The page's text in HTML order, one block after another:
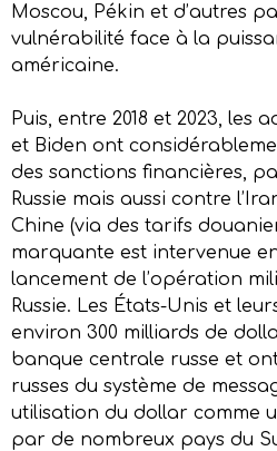
Moscou, Pékin et d’autres
vulnérabilité face à la
américaine.
Puis, entre 2018 et 2023, les
et Biden ont
des sanctions financières,
Russie mais aussi contre
Chine (via des tarifs
marquante est intervenue
lancement de l’opération
Russie. Les États-Unis et
environ 300 milliards de
banque centrale russe et
russes du système de
utilisation du dollar comme
par de nombreux pays du